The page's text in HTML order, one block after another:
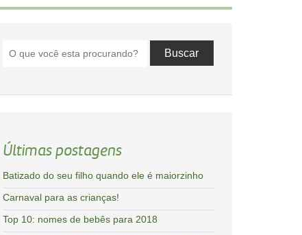
Últimas postagens
Batizado do seu filho quando ele é maiorzinho
Carnaval para as crianças!
Top 10: nomes de bebês para 2018